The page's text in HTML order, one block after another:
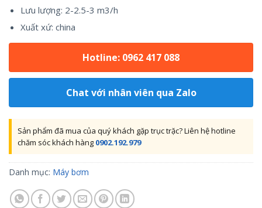
Lưu lượng: 2-2.5-3 m3/h
Xuất xứ: china
Hotline: 0962 417 088
Chat với nhân viên qua Zalo
Sản phẩm đã mua của quý khách gặp trục trặc? Liên hệ hotline
chăm sóc khách hàng 0902.192.979
Danh mục: Máy bơm